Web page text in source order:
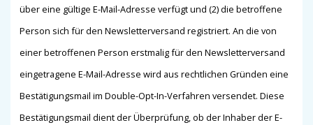
über eine gültige E-Mail-Adresse verfügt und (2) die betroffene
Person sich für den Newsletterversand registriert. An die von
einer betroffenen Person erstmalig für den Newsletterversand
eingetragene E-Mail-Adresse wird aus rechtlichen Gründen eine
Bestätigungsmail im Double-Opt-In-Verfahren versendet. Diese
Bestätigungsmail dient der Überprüfung, ob der Inhaber der E-